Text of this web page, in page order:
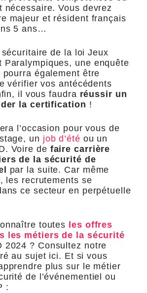
nécessaire. Vous devrez
majeur et résident français
5 ans…
de la loi Jeux
Paralympiques, une enquête
également être
vérifier vos antécédents
il vous faudra réussir un
la certification !
l’occasion pour vous de
un job d’été ou un
Voire de faire carrière
de la sécurité de
par la suite. Car même
les recrutements se
ce secteur en perpétuelle
toutes
les offres
les métiers de la sécurité
2024 ? Consultez notre
au sujet ici. Et si vous
plus sur le métier
de l’événementiel ou
: